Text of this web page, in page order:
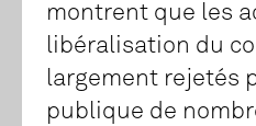
montrent que les
libéralisation du
largement rejetés
publique de